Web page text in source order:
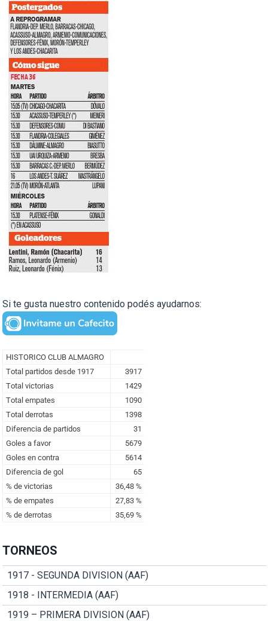
Si te gusta nuestro contenido podés ayudarnos:
TORNEOS
1917 - SEGUNDA DIVISION (AAF)
1918 - INTERMEDIA (AAF)
1919 – PRIMERA DIVISION (AAF)